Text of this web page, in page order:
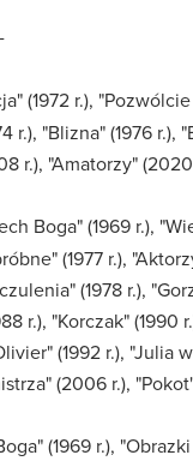
-
(1972 r.),
r.), "Blizna" (1976 r.),
r.), "Amatorzy"
Boga" (1969 r.),
(1977 r.),
(1978 r.),
r.), "Korczak" (1990
(1992 r.), "Julia
(2006 r.),
(1969 r.),